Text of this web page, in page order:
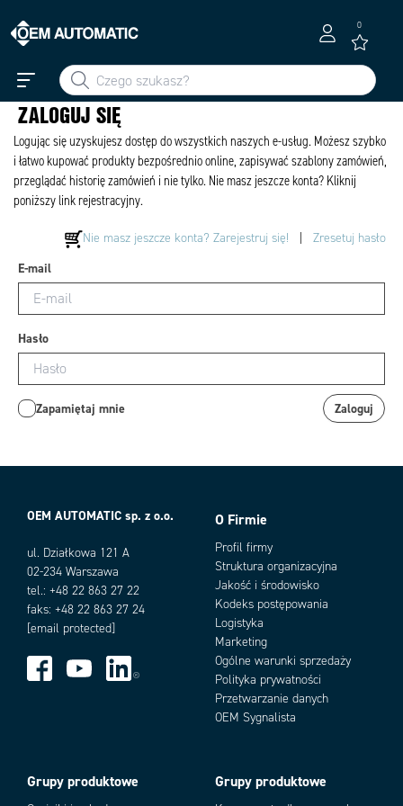
0
ZALOGUJ SIĘ
Logując się uzyskujesz dostęp do wszystkich naszych e-usług. Możesz szybko
i łatwo kupować produkty bezpośrednio online, zapisywać szablony zamówień,
przeglądać historię zamówień i nie tylko. Nie masz jeszcze konta? Kliknij
poniższy link rejestracyjny.
Nie masz jeszcze konta? Zarejestruj się! Zresetuj hasło
E-mail
Hasło
Zapamiętaj mnie Zaloguj
OEM AUTOMATIC sp. z o.o.
ul. Działkowa 121 A
02-234 Warszawa
tel.: +48 22 863 27 22
faks: +48 22 863 27 24
[email protected]
O Firmie
Profil firmy
Struktura organizacyjna
Jakość i środowisko
Kodeks postępowania
Logistyka
Marketing
Ogólne warunki sprzedaży
Polityka prywatności
Przetwarzanie danych
OEM Sygnalista
Grupy produktowe Grupy produktowe